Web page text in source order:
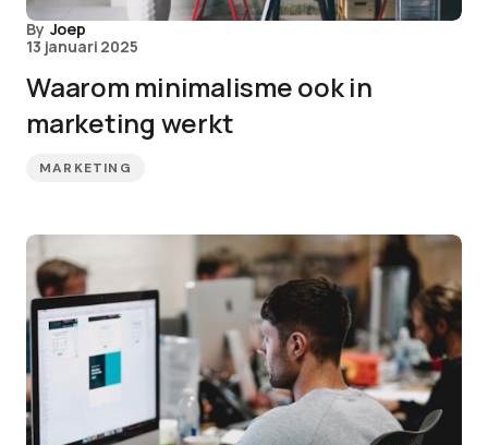
By Joep
13 januari 2025
Waarom minimalisme ook in
marketing werkt
MARKETING